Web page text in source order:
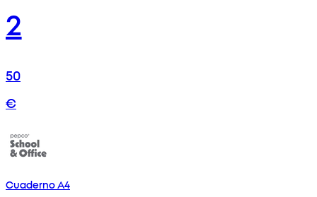
2
50
€
Cuaderno A4